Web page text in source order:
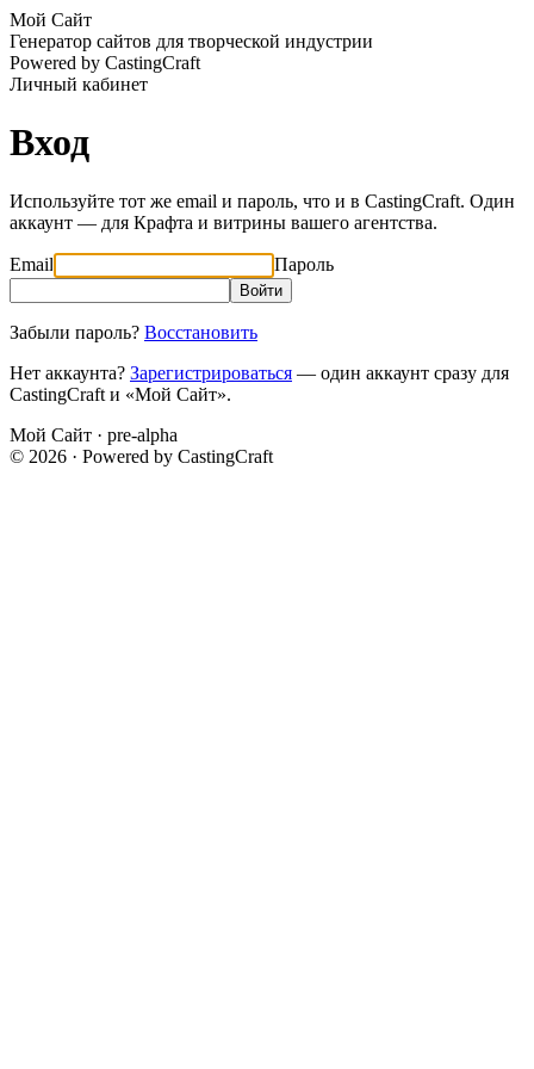
Мой Сайт
Генератор сайтов для творческой индустрии
Powered by CastingCraft
Личный кабинет
Вход
Используйте тот же email и пароль, что и в CastingCraft. Один
аккаунт — для Крафта и витрины вашего агентства.
Email Пароль
Войти
Забыли пароль? Восстановить
Нет аккаунта? Зарегистрироваться — один аккаунт сразу для
CastingCraft и «Мой Сайт».
Мой Сайт · pre-alpha
© 2026 · Powered by CastingCraft